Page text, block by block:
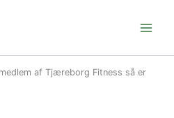
af Tjæreborg Fitness så er